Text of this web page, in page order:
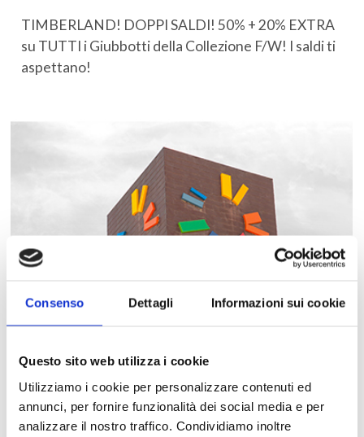
Consenso Dettagli Informazioni sui cookie
Questo sito web utilizza i cookie
Utilizziamo i cookie per personalizzare contenuti ed
annunci, per fornire funzionalità dei social media e per
analizzare il nostro traffico. Condividiamo inoltre
TIMBERLAND! DOPPI SALDI! 50% + 20% EXTRA
su TUTTI i Giubbotti della Collezione F/W! I saldi ti
aspettano!